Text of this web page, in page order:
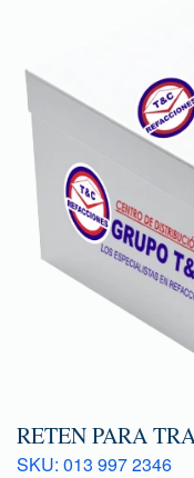
RETEN PARA
SKU: 013 997 2346